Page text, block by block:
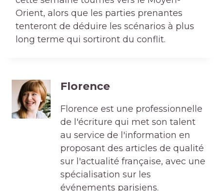
Orient, alors que les parties prenantes
tenteront de déduire les scénarios à plus
long terme qui sortiront du conflit.
Florence
Florence est une professionnelle
de l'écriture qui met son talent
au service de l'information en
proposant des articles de qualité
sur l'actualité française, avec une
spécialisation sur les
événements parisiens.